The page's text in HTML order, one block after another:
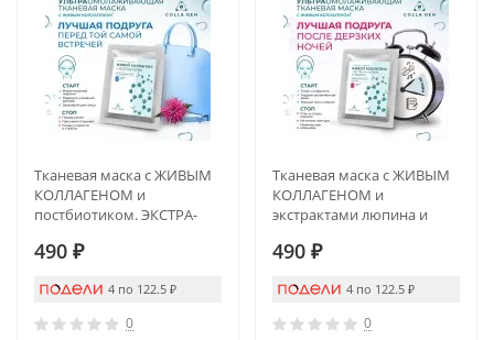
Тканевая маска с ЖИВЫМ
КОЛЛАГЕНОМ и
постбиотиком. ЭКСТРА-
490 ₽
4 по 122.5 ₽
0
Тканевая маска с ЖИВЫМ
КОЛЛАГЕНОМ и
экстрактами люпина и
ПРОТИВООТЁЧНЫЙ
490 ₽
4 по 122.5 ₽
0